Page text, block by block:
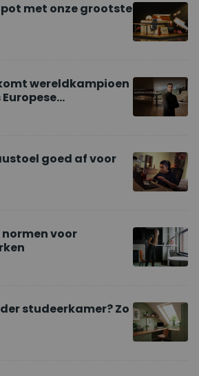
met onze grootste
wereldkampioen
goed af voor
normen voor
studeerkamer? Zo